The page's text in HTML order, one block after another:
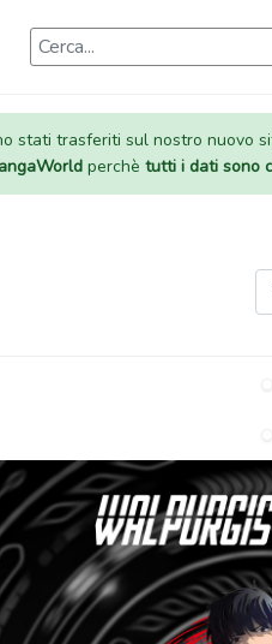
stati trasferiti sul nostro nuovo
perchè tutti i dati sono